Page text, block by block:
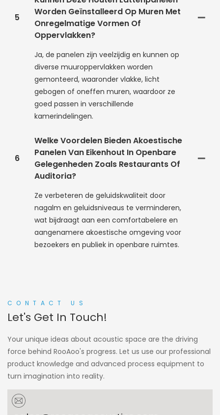
5
Worden Geïnstalleerd Op Muren Met
Onregelmatige Vormen Of
Oppervlakken?
Ja, de panelen zijn veelzijdig en kunnen op
diverse muuroppervlakken worden
gemonteerd, waaronder vlakke, licht
gebogen of oneffen muren, waardoor ze
goed passen in verschillende
kamerindelingen.
6
Welke Voordelen Bieden Akoestische
Panelen Van Eikenhout In Openbare
Gelegenheden Zoals Restaurants Of
Auditoria?
Ze verbeteren de geluidskwaliteit door
nagalm en geluidsniveaus te verminderen,
wat bijdraagt ​​aan een comfortabelere en
aangenamere akoestische omgeving voor
bezoekers en publiek in openbare ruimtes.
CONTACT US
Let's Get In Touch!
Your unique ideas about acoustic space are the driving
force behind RooAoo's progress. Let us use our professional
product knowledge and advanced process equipment to
turn imagination into reality.